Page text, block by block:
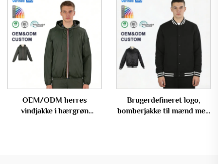
pasform
OEM/ODM herres
vindjakke i hærgrøn
Brugerdefineret logo,
bomberjakke til mænd med